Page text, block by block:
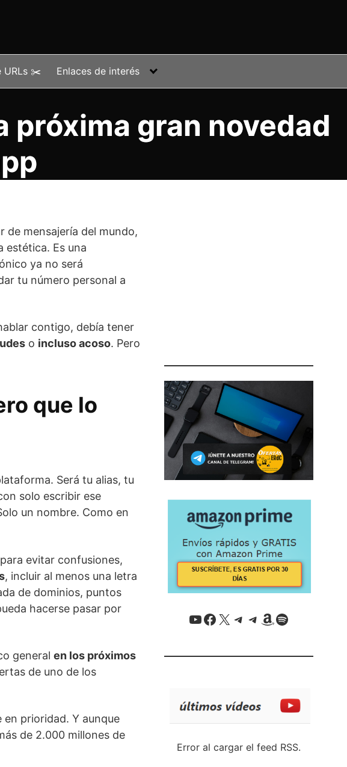
URLs ✂️ Enlaces de interés
próxima gran novedad
de mensajería del mundo,
estética. Es una
ya no será
tu número personal a
contigo, debía tener
o incluso acoso. Pero
que lo
Será tu alias, tu
solo escribir ese
un nombre. Como en
para evitar confusiones,
, incluir al menos una letra
de dominios, puntos
hacerse pasar por
general en los próximos
de uno de los
prioridad. Y aunque
de 2.000 millones de
YouTube
Facebook
X / Twitter
Telegram
Telegram
Amazon
Spotify
Error al cargar el feed RSS.